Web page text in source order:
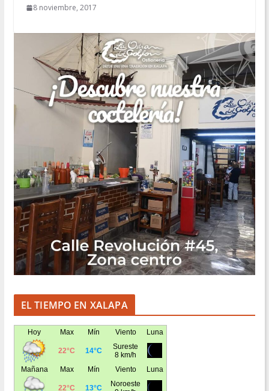
8 noviembre, 2017
EL TIEMPO EN XALAPA